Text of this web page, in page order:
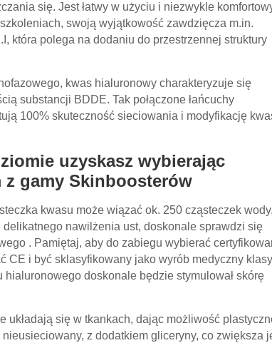
się. Jest łatwy w użyciu i niezwykle
swoją wyjątkowość zawdzięcza m.in.
która polega na dodaniu do przestrzennej struktury
kwas hialuronowy charakteryzuje się
substancji BDDE. Tak połączone łańcuchy
100% skuteczność sieciowania i modyfikację
uzyskasz wybierając
gamy Skinboosterów
kwasu może wiązać ok. 250 cząsteczek
nawilżenia ust, doskonale sprawdzi się
. Pamiętaj, aby do zabiegu wybierać
CE i być sklasyfikowany jako wyrób medyczny
doskonale będzie stymulował skórę
się w tkankach, dając możliwość
z dodatkiem gliceryny, co zwiększa